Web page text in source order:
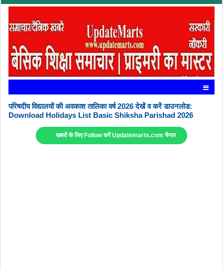
परिषदीय विद्यालयों की अवकाश तालिका वर्ष 2026 देखें व करें डाउनलोड:
Download Holidays List Basic Shiksha Parishad 2026
खबरों के लिए Follow करें Updatemarts.com चैनल